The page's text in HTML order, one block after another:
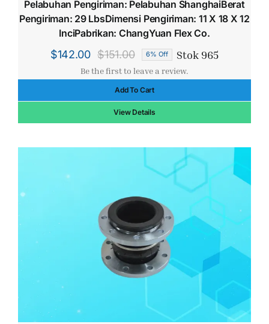
Pelabuhan Pengiriman: Pelabuhan ShanghaiBerat
Pengiriman: 29 LbsDimensi Pengiriman: 11 X 18 X 12
InciPabrikan: ChangYuan Flex Co.
$151.00
Harga
aslinya
adalah:
$151.00.
$142.00
Harga
saat
ini
adalah:
$142.00.
6% Off Stok 965
Be the first to leave a review.
Add To Cart
View Details